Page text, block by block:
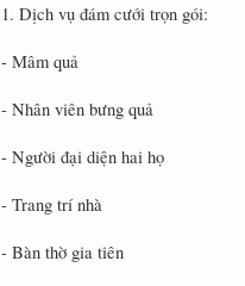
1. Dịch vụ đám cưới trọn gói:
- Mâm quả
- Nhân viên bưng quả
- Người đại diện hai họ
- Trang trí nhà
- Bàn thờ gia tiên